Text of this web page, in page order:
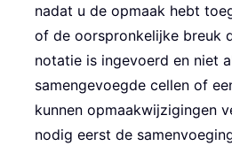
nadat u de opmaak hebt
of de oorspronkelijke breuk
notatie is ingevoerd en niet
samengevoegde cellen of
kunnen opmaakwijzigingen
nodig eerst de